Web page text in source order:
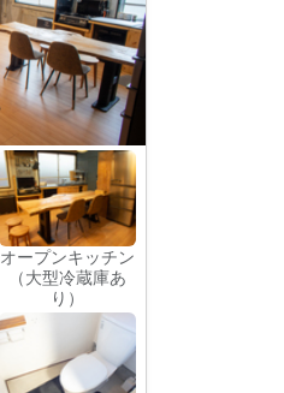
オープンキッチン
（大型冷蔵庫あ
り）